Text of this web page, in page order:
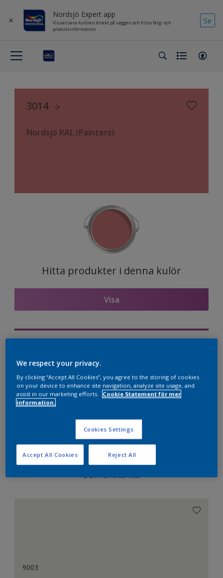
Nordsjö Expert app
Visualisera kulören direkt på väggen och hitta färg- och
produktinformation
Se
3014
Nordsjö RAL (Painters)
Hitta produkter i denna kulör
Visa
Nordsjö Professional Expert app
Visualisera kulören på din vägg
Kulörkombinationer
Den Perfekta Vita
9003
We respect your privacy.
By clicking “Accept All Cookies”, you agree to the storing of cookies
on your device to enhance site navigation, analyze site usage, and
assist in our marketing efforts.
Cookie Statement för mer
information.
Cookies Settings
Reject All
Accept All Cookies